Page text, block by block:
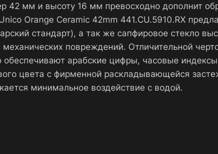
42 мм и высоту 16 мм превосходно дополнит
Orange Ceramic 42mm 441.CU.5910.RX
стандарт), а так же сапфировое стекло
повреждений. Отличительной
арабские цифры, часовые индексы
цвета с фирменной раскладывающейся
минимальное воздействие с водой.